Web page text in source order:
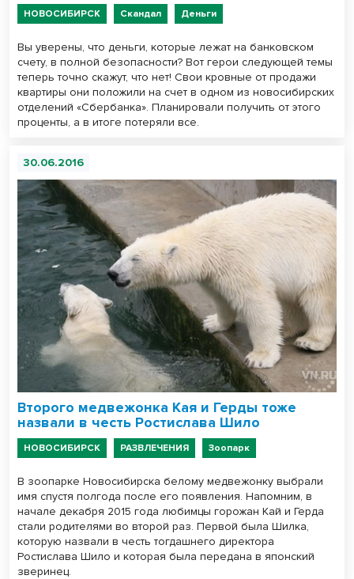
НОВОСИБИРСК Скандал Деньги
Вы уверены, что деньги, которые лежат на банковском
счету, в полной безопасности? Вот герои следующей темы
теперь точно скажут, что нет! Свои кровные от продажи
квартиры они положили на счет в одном из новосибирских
отделений «Сбербанка». Планировали получить от этого
проценты, а в итоге потеряли все.
30.06.2016
Второго медвежонка Кая и Герды тоже
назвали в честь Ростислава Шило
НОВОСИБИРСК РАЗВЛЕЧЕНИЯ Зоопарк
В зоопарке Новосибирска белому медвежонку выбрали
имя спустя полгода после его появления. Напомним, в
начале декабря 2015 года любимцы горожан Кай и Герда
стали родителями во второй раз. Первой была Шилка,
которую назвали в честь тогдашнего директора
Ростислава Шило и которая была передана в японский
зверинец.